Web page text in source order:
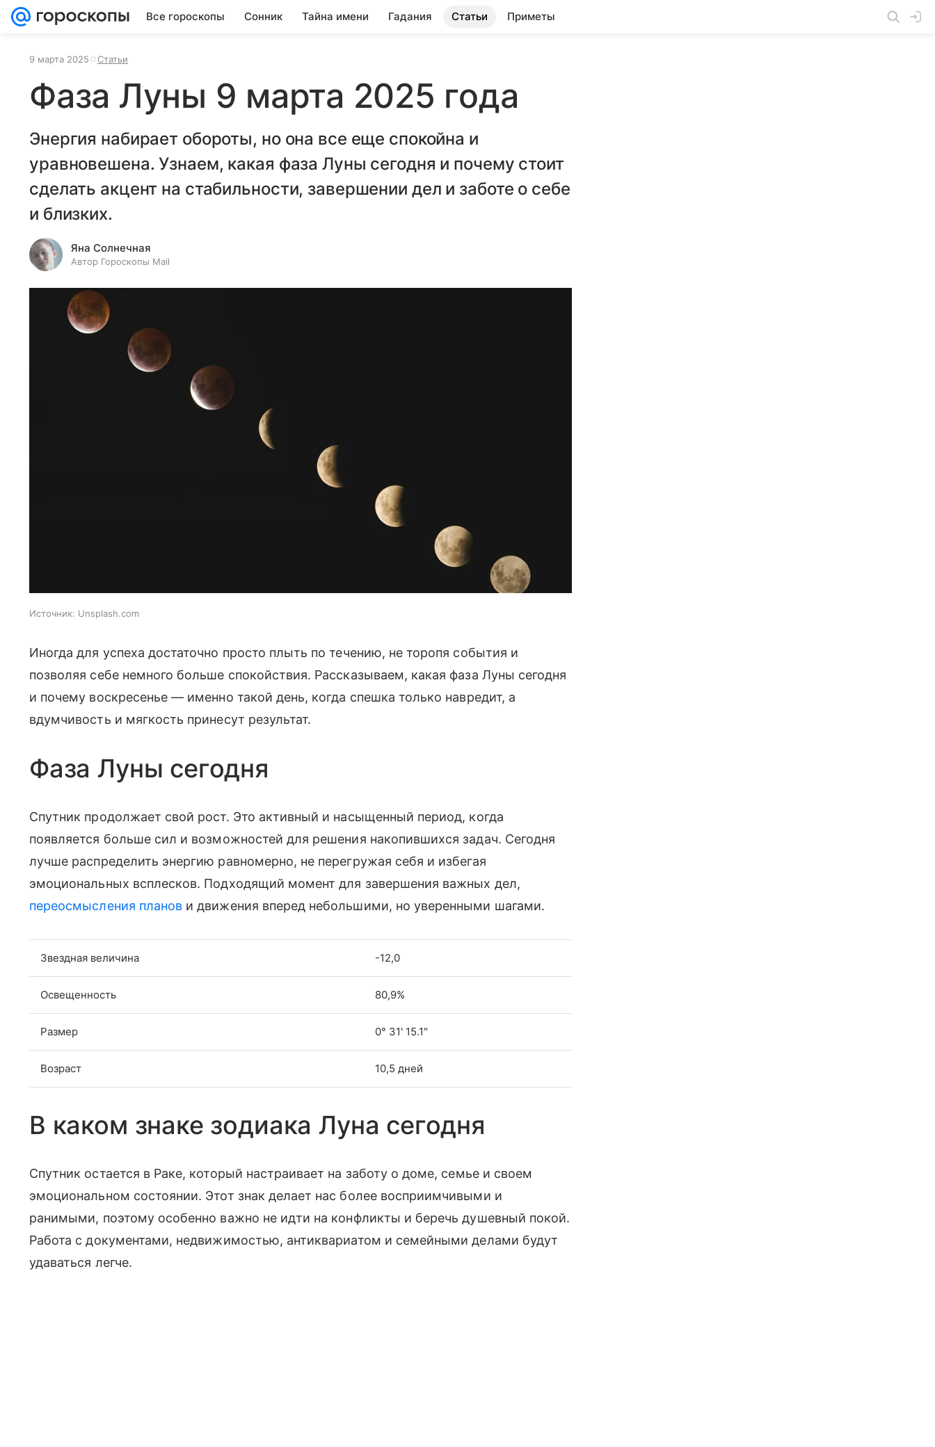
Все гороскопы Сонник Тайна имени Гадания Статьи Приметы
9 марта 2025 Статьи
Фаза Луны 9 марта 2025 года
Энергия набирает обороты, но она все еще спокойна и
уравновешена. Узнаем, какая фаза Луны сегодня и почему стоит
сделать акцент на стабильности, завершении дел и заботе о себе
и близких.
Яна Солнечная
Автор Гороскопы Mail
Источник: Unsplash.com
Иногда для успеха достаточно просто плыть по течению, не торопя события и
позволяя себе немного больше спокойствия. Рассказываем, какая фаза Луны сегодня
и почему воскресенье — именно такой день, когда спешка только навредит, а
вдумчивость и мягкость принесут результат.
Фаза Луны сегодня
Спутник продолжает свой рост. Это активный и насыщенный период, когда
появляется больше сил и возможностей для решения накопившихся задач. Сегодня
лучше распределить энергию равномерно, не перегружая себя и избегая
эмоциональных всплесков. Подходящий момент для завершения важных дел,
переосмысления планов и движения вперед небольшими, но уверенными шагами.
Звездная величина -12,0
Освещенность 80,9%
Размер 0° 31' 15.1"
Возраст 10,5 дней
В каком знаке зодиака Луна сегодня
Спутник остается в Раке, который настраивает на заботу о доме, семье и своем
эмоциональном состоянии. Этот знак делает нас более восприимчивыми и
ранимыми, поэтому особенно важно не идти на конфликты и беречь душевный покой.
Работа с документами, недвижимостью, антиквариатом и семейными делами будут
удаваться легче.